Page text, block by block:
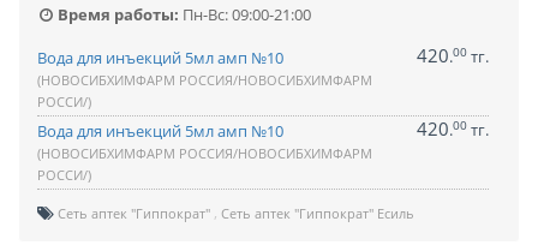
Время работы: Пн-Вс: 09:00-21:00
Вода для инъекций 5мл амп №10
(НОВОСИБХИМФАРМ РОССИЯ/НОВОСИБХИМФАРМ
РОССИ/)
420.00 тг.
Вода для инъекций 5мл амп №10
(НОВОСИБХИМФАРМ РОССИЯ/НОВОСИБХИМФАРМ
РОССИ/)
420.00 тг.
Сеть аптек "Гиппократ" Сеть аптек "Гиппократ" Есиль